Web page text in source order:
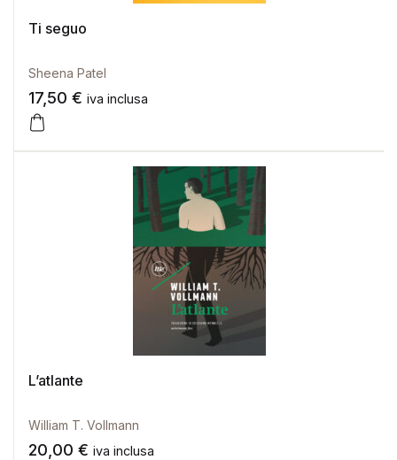
Ti seguo
Sheena Patel
17,50 € iva inclusa
L’atlante
William T. Vollmann
20,00 € iva inclusa